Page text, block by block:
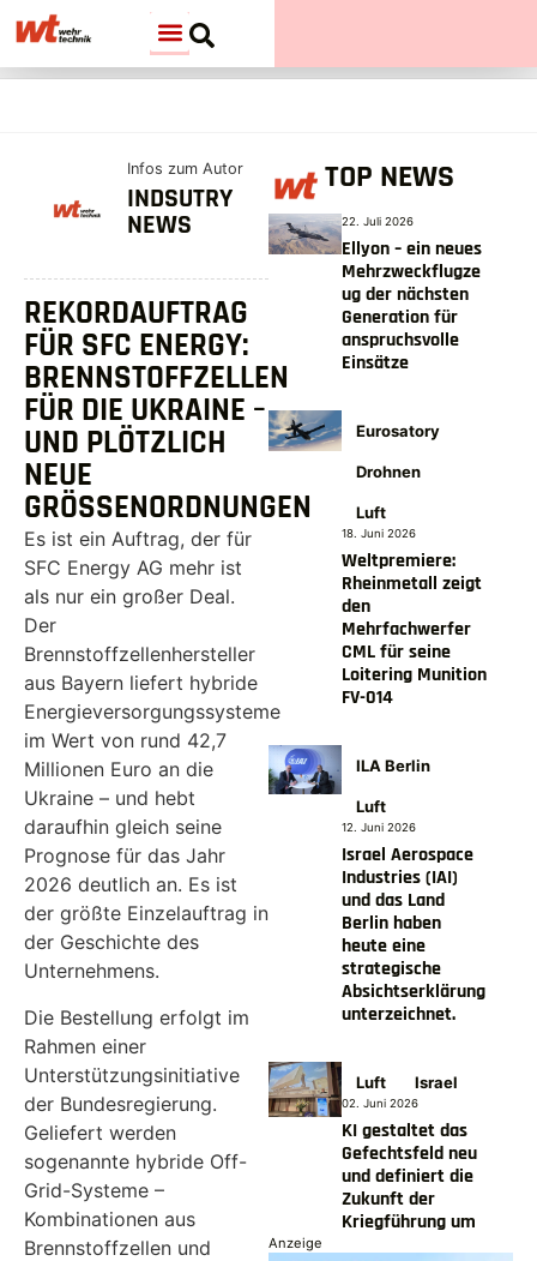
Infos zum Autor
INDSUTRY
NEWS
REKORDAUFTRAG
FÜR SFC ENERGY:
BRENNSTOFFZELLEN
FÜR DIE UKRAINE –
UND PLÖTZLICH
NEUE
GRÖSSENORDNUNGEN
Es ist ein Auftrag, der für
SFC Energy AG mehr ist
als nur ein großer Deal.
Der
Brennstoffzellenhersteller
aus Bayern liefert hybride
Energieversorgungssysteme
im Wert von rund 42,7
Millionen Euro an die
Ukraine – und hebt
daraufhin gleich seine
Prognose für das Jahr
2026 deutlich an. Es ist
der größte Einzelauftrag in
der Geschichte des
Unternehmens.
Die Bestellung erfolgt im
Rahmen einer
Unterstützungsinitiative
der Bundesregierung.
Geliefert werden
sogenannte hybride Off-
Grid-Systeme –
Kombinationen aus
Brennstoffzellen und
TOP NEWS
22. Juli 2026
Ellyon – ein neues
Mehrzweckflugze
ug der nächsten
Generation für
anspruchsvolle
Einsätze
Eurosatory
Drohnen
Luft
18. Juni 2026
Weltpremiere:
Rheinmetall zeigt
den
Mehrfachwerfer
CML für seine
Loitering Munition
FV-014
ILA Berlin
Luft
12. Juni 2026
Israel Aerospace
Industries (IAI)
und das Land
Berlin haben
heute eine
strategische
Absichtserklärung
unterzeichnet.
Luft Israel
02. Juni 2026
KI gestaltet das
Gefechtsfeld neu
und definiert die
Zukunft der
Kriegführung um
Anzeige